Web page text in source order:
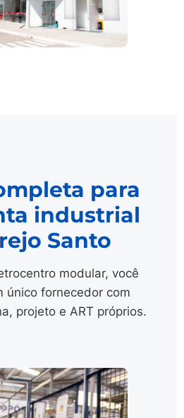
para
industrial
Santo
modular, você
único fornecedor com
projeto e ART próprios.